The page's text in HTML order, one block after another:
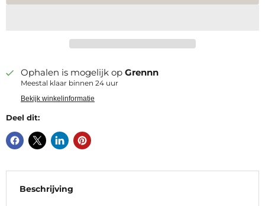
Ophalen is mogelijk op Grennn
Meestal klaar binnen 24 uur
Bekijk winkelinformatie
Deel dit:
Beschrijving